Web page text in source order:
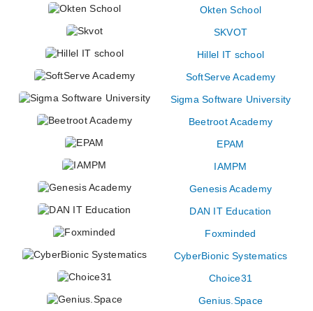
Okten School
SKVOT
Hillel IT school
SoftServe Academy
Sigma Software University
Beetroot Academy
EPAM
IAMPM
Genesis Academy
DAN IT Education
Foxminded
CyberBionic Systematics
Choice31
Genius.Space